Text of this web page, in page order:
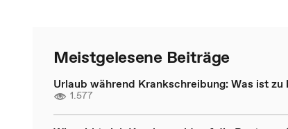
Meistgelesene Beiträge
Urlaub während Krankschreibung: Was ist zu
1.577